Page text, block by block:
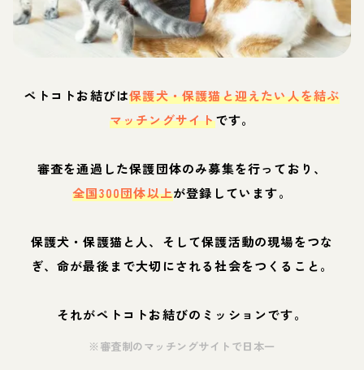
ペトコトお結びは保護犬・保護猫と迎えたい人を結ぶ
マッチングサイトです。
審査を通過した保護団体のみ募集を行っており、
全国300団体以上が登録しています。
保護犬・保護猫と人、そして保護活動の現場をつな
ぎ、命が最後まで大切にされる社会をつくること。
それがペトコトお結びのミッションです。
※審査制のマッチングサイトで日本一